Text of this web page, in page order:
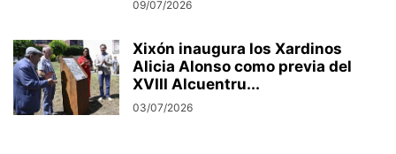
09/07/2026
Xixón inaugura los Xardinos
Alicia Alonso como previa del
XVIII Alcuentru...
03/07/2026